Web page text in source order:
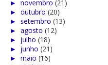
► novembro (21)
► outubro (20)
► setembro (13)
► agosto (12)
► julho (18)
► junho (21)
► maio (16)